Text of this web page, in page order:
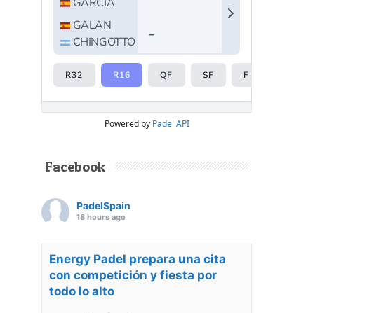
Powered by Padel API
Facebook
PadelSpain
18 hours ago
Energy Padel prepara una cita
con competición y fiesta por
todo lo alto